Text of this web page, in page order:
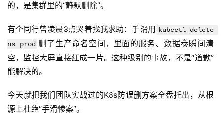
的，是集群里的“静默删除”。
有个同行曾凌晨3点哭着找我求助：手滑用
kubectl delete
ns prod 删了生产命名空间，里面的服务、数据卷瞬间清
空，监控大屏直接红成一片。这种级别的事故，不是“道歉”
能解决的。
今天就把我们团队实战过的K8s防误删方案全盘托出，从根
源上杜绝“手滑惨案”。